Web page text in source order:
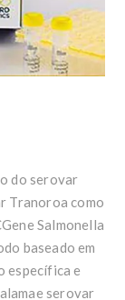
do serovar
Tranoroa como
Salmonella
baseado em
específica e
serovar